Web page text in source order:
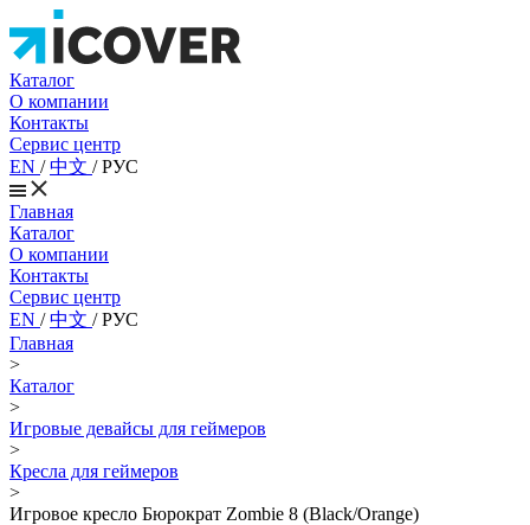
Каталог
О компании
Контакты
Сервис центр
EN /中文 /РУС
Главная
Каталог
О компании
Контакты
Сервис центр
EN /中文 /РУС
Главная
>
Каталог
>
Игровые девайсы для геймеров
>
Кресла для геймеров
>
Игровое кресло Бюрократ Zombie 8 (Black/Orange)